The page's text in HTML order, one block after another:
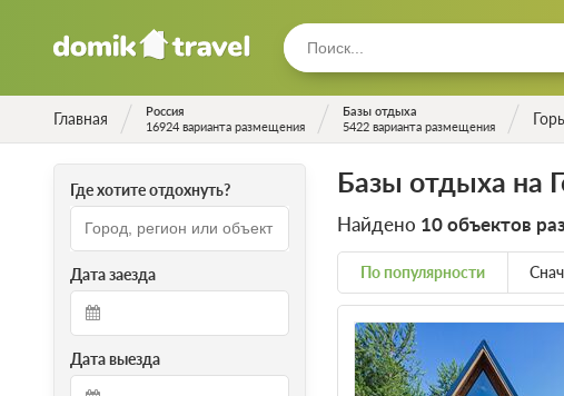
Главная
Россия
16924 варианта размещения
Базы отдыха
5422 варианта размещения
Где хотите отдохнуть?
Дата заезда
Дата выезда
Базы отдыха на
Найдено 10 объектов
По популярности